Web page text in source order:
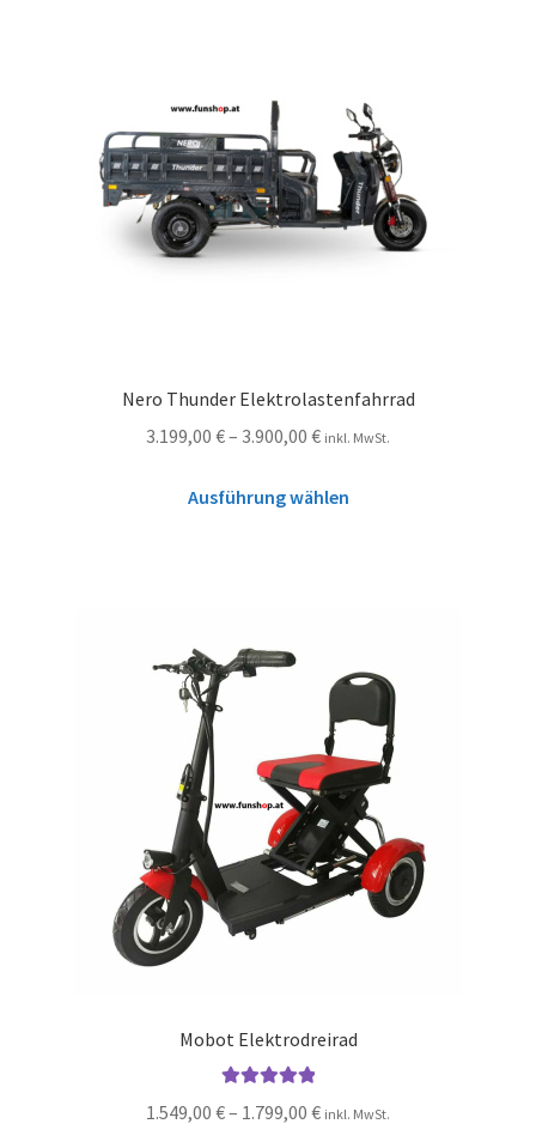
Nero Thunder Elektrolastenfahrrad
3.199,00 €– 3.900,00 € inkl. MwSt.
Ausführung wählen
Mobot Elektrodreirad
von 5
1.549,00 €– 1.799,00 € inkl. MwSt.